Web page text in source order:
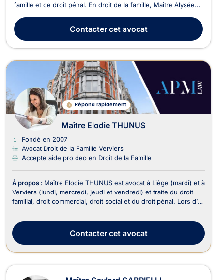
famille et de droit pénal. En droit de la famille, Maître Alysée
relatives au divorce à l'amiable ou contentieux. Elle vous
assiste à toutes les étapes des proc...
Contactercet avocat
Répond rapidement
Maître Elodie THUNUS
Fondé en 2007
Avocat Droit de la Famille Verviers
Accepte aide pro deo en Droit de la Famille
À propos : Maître Elodie THUNUS est avocat à Liège (mardi) et à
Verviers (lundi, mercredi, jeudi et vendredi) et traite du droit
familial, droit commercial, droit social et du droit pénal. Lors d’un
découlent telles ...
Contactercet avocat